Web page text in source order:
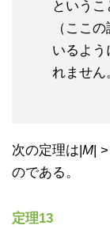
というこ
（ここ
いるよう
れません
次の定理は|M|
のである。
定理13